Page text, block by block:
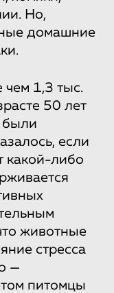
Но,
домашние
1,3 тыс.
50 лет
были
если
какой-либо
животные
стресса
—
питомцы